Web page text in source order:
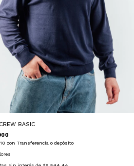
BASIC
con Transferencia o depósito